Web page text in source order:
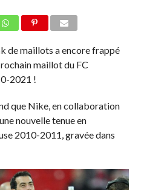
de maillots a encore frappé
maillot du FC
2021 !
que Nike, en collaboration
nouvelle tenue en
2010-2011, gravée dans